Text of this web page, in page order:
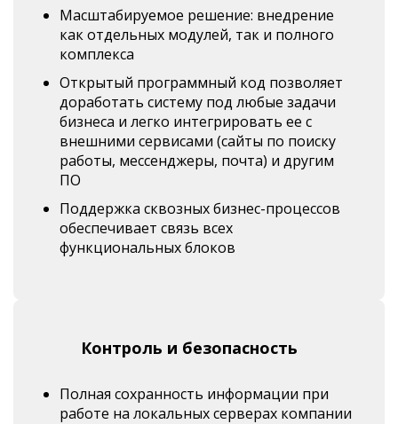
Масштабируемое решение: внедрение
как отдельных модулей, так и полного
комплекса
Открытый программный код позволяет
доработать систему под любые задачи
бизнеса и легко интегрировать ее с
внешними сервисами (сайты по поиску
работы, мессенджеры, почта) и другим
ПО
Поддержка сквозных бизнес-процессов
обеспечивает связь всех
функциональных блоков
Контроль и безопасность
Полная сохранность информации при
работе на локальных серверах компании